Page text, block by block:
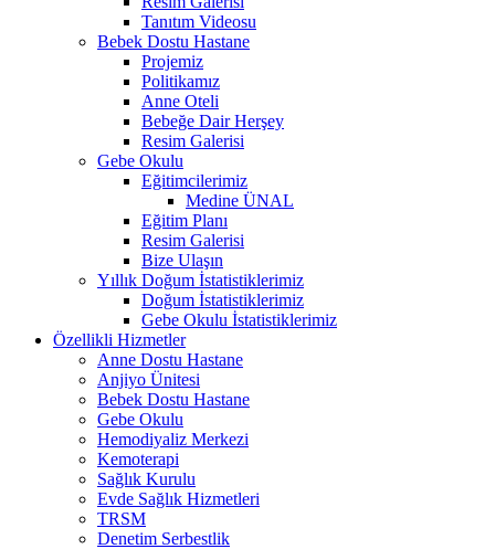
Tanıtım Videosu
Bebek Dostu Hastane
Projemiz
Politikamız
Anne Oteli
Bebeğe Dair Herşey
Resim Galerisi
Gebe Okulu
Eğitimcilerimiz
Medine ÜNAL
Eğitim Planı
Resim Galerisi
Bize Ulaşın
Yıllık Doğum İstatistiklerimiz
Doğum İstatistiklerimiz
Gebe Okulu İstatistiklerimiz
Özellikli Hizmetler
Anne Dostu Hastane
Anjiyo Ünitesi
Bebek Dostu Hastane
Gebe Okulu
Hemodiyaliz Merkezi
Kemoterapi
Sağlık Kurulu
Evde Sağlık Hizmetleri
TRSM
Denetim Serbestlik